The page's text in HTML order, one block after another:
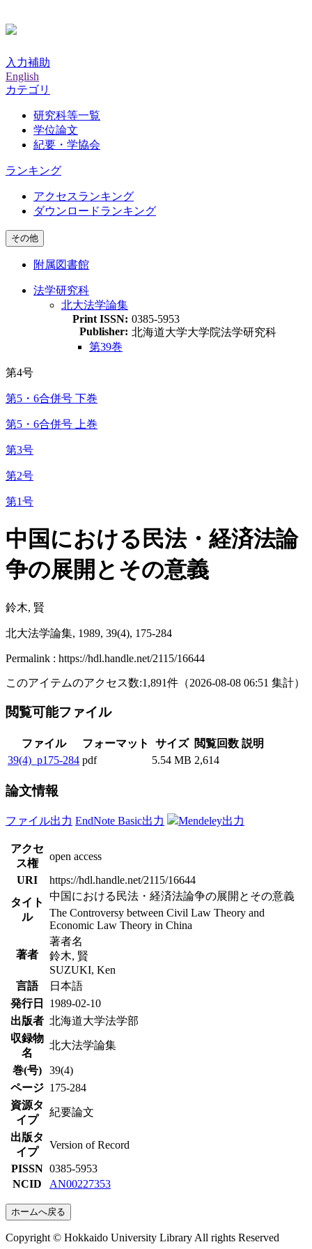
入力補助
English
カテゴリ
研究科等一覧
学位論文
紀要・学協会
ランキング
アクセスランキング
ダウンロードランキング
その他
附属図書館
法学研究科
北大法学論集
Print ISSN: 0385-5953
Publisher: 北海道大学大学院法学研究科
第39巻
第4号
第5・6合併号 下巻
第5・6合併号 上巻
第3号
第2号
第1号
中国における民法・経済法論
争の展開とその意義
鈴木, 賢
北大法学論集, 1989, 39(4), 175-284
Permalink : https://hdl.handle.net/2115/16644
このアイテムのアクセス数:1,891件 （2026-08-08 06:51 集計）
閲覧可能ファイル
ファイル フォーマット サイズ 閲覧回数 説明
39(4)_p175-284 pdf 5.54 MB 2,614
論文情報
ファイル出力 EndNote Basic出力 Mendeley出力
アクセ
ス権
open access
URI
https://hdl.handle.net/2115/16644
タイト
ル
中国における民法・経済法論争の展開とその意義
The Controversy between Civil Law Theory and
Economic Law Theory in China
著者
著者名
鈴木, 賢
SUZUKI, Ken
言語
日本語
発行日
1989-02-10
出版者 北海道大学法学部
収録物
名
北大法学論集
巻(号)
39(4)
ページ 175-284
資源タ
イプ
紀要論文
出版タ
イプ
Version of Record
PISSN 0385-5953
NCID
AN00227353
ホームへ戻る
Copyright © Hokkaido University Library All rights Reserved